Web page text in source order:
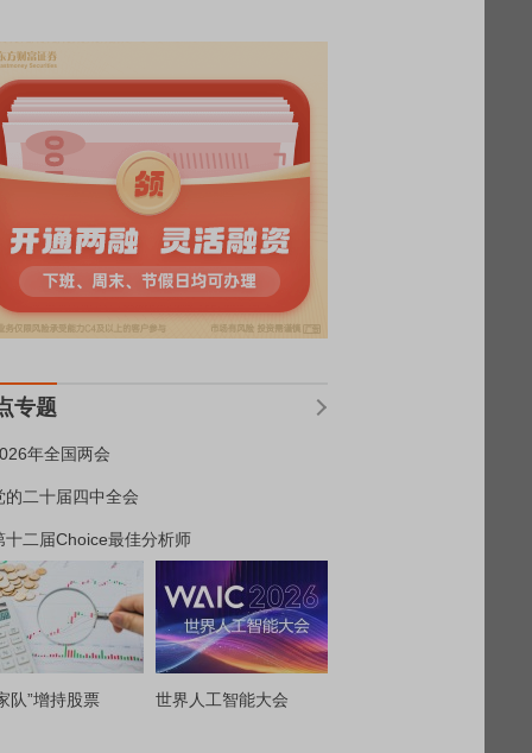
专题
年全国两会
的二十届四中全会
十二届Choice最佳分析师
队”增持股票 世界人工智能大会